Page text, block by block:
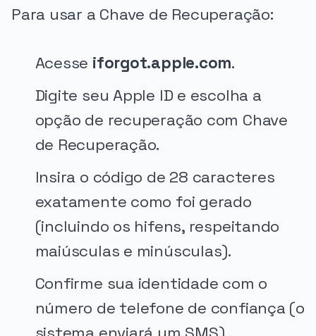
Para usar a Chave de Recuperação:
Acesse iforgot.apple.com.
Digite seu Apple ID e escolha a
opção de recuperação com Chave
de Recuperação.
Insira o código de 28 caracteres
exatamente como foi gerado
(incluindo os hifens, respeitando
maiúsculas e minúsculas).
Confirme sua identidade com o
número de telefone de confiança (o